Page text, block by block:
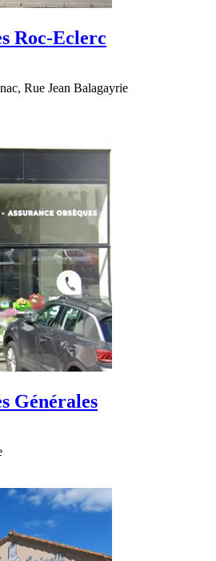
Roc-Eclerc
Rue Jean Balagayrie
Générales